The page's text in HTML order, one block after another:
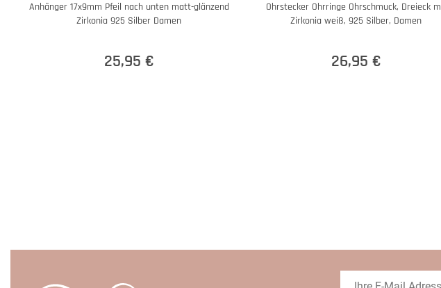
Anhänger 17x9mm Pfeil nach unten matt-glänzend
Zirkonia 925 Silber Damen
25,95 €
Ohrstecker Ohrringe Ohrschmuck, Dreieck
Zirkonia weiß, 925 Silber, Damen
26,95 €